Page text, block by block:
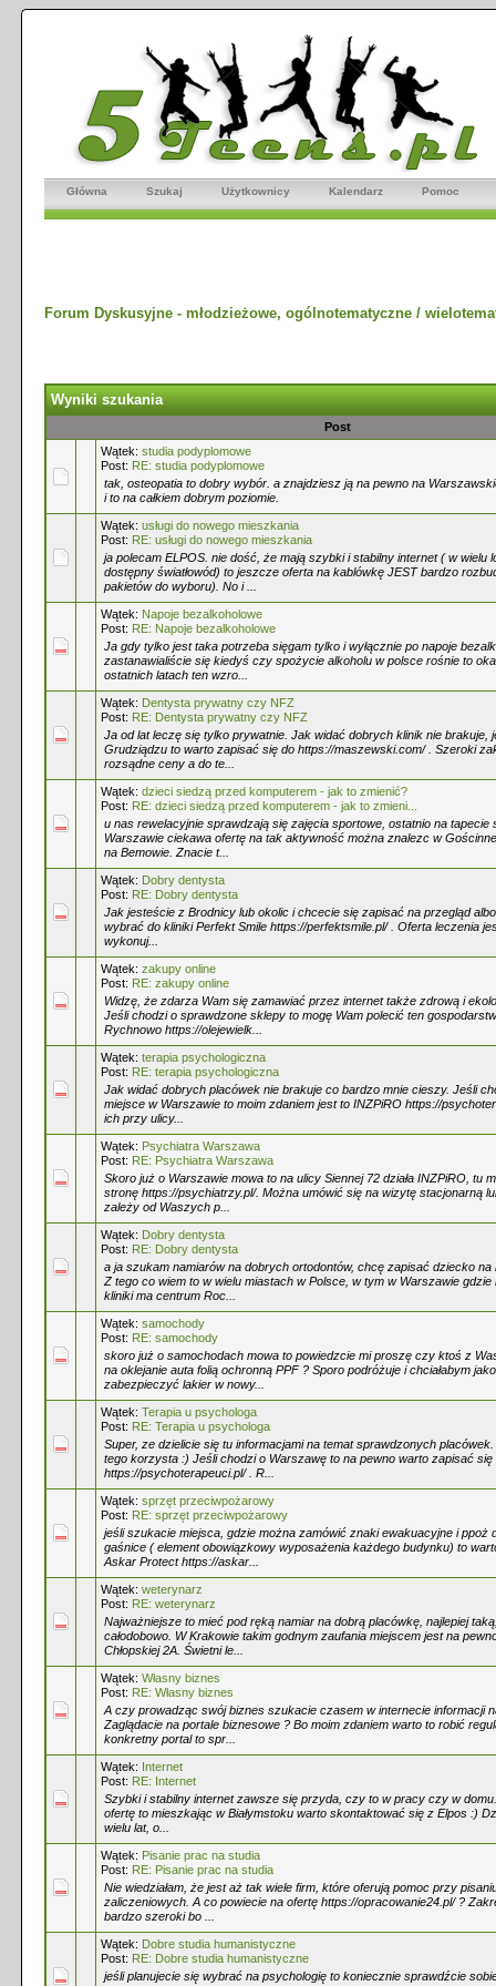
Główna Szukaj Użytkownicy Kalendarz Pomoc
Forum Dyskusyjne - młodzieżowe, ogólnotematyczne /
Wyniki szukania
Post
Wątek: studia podyplomowe
Post: RE: studia podyplomowe
tak, osteopatia to dobry wybór. a znajdziesz ją na pewno na
i to na całkiem dobrym poziomie.
Wątek: usługi do nowego mieszkania
Post: RE: usługi do nowego mieszkania
ja polecam ELPOS. nie dość, że mają szybki i stabilny internet ( w wielu
dostępny światłowód) to jeszcze oferta na kablówkę JEST bardzo
pakietów do wyboru). No i ...
Wątek: Napoje bezalkoholowe
Post: RE: Napoje bezalkoholowe
Ja gdy tylko jest taka potrzeba sięgam tylko i wyłącznie po napoje
zastanawialiście się kiedyś czy spożycie alkoholu w polsce rośnie to
ostatnich latach ten wzro...
Wątek: Dentysta prywatny czy NFZ
Post: RE: Dentysta prywatny czy NFZ
Ja od lat leczę się tylko prywatnie. Jak widać dobrych klinik nie brakuje,
Grudziądzu to warto zapisać się do https://maszewski.com/ . Szeroki
rozsądne ceny a do te...
Wątek: dzieci siedzą przed komputerem - jak to zmienić?
Post: RE: dzieci siedzą przed komputerem - jak to zmieni...
u nas rewelacyjnie sprawdzają się zajęcia sportowe, ostatnio na tapecie
Warszawie ciekawa ofertę na tak aktywność można znalezc w
na Bemowie. Znacie t...
Wątek: Dobry dentysta
Post: RE: Dobry dentysta
Jak jesteście z Brodnicy lub okolic i chcecie się zapisać na przegląd
wybrać do kliniki Perfekt Smile https://perfektsmile.pl/ . Oferta leczenia
wykonuj...
Wątek: zakupy online
Post: RE: zakupy online
Widzę, że zdarza Wam się zamawiać przez internet także zdrową i
Jeśli chodzi o sprawdzone sklepy to mogę Wam polecić ten
Rychnowo https://olejewielk...
Wątek: terapia psychologiczna
Post: RE: terapia psychologiczna
Jak widać dobrych placówek nie brakuje co bardzo mnie cieszy. Jeśli
miejsce w Warszawie to moim zdaniem jest to INZPiRO https://
ich przy ulicy...
Wątek: Psychiatra Warszawa
Post: RE: Psychiatra Warszawa
Skoro już o Warszawie mowa to na ulicy Siennej 72 działa INZPiRO, tu
stronę https://psychiatrzy.pl/. Można umówić się na wizytę stacjonarną
zależy od Waszych p...
Wątek: Dobry dentysta
Post: RE: Dobry dentysta
a ja szukam namiarów na dobrych ortodontów, chcę zapisać dziecko na
Z tego co wiem to w wielu miastach w Polsce, w tym w Warszawie gdzie
kliniki ma centrum Roc...
Wątek: samochody
Post: RE: samochody
skoro już o samochodach mowa to powiedzcie mi proszę czy ktoś z
na oklejanie auta folią ochronną PPF ? Sporo podróżuje i chciałabym
zabezpieczyć lakier w nowy...
Wątek: Terapia u psychologa
Post: RE: Terapia u psychologa
Super, ze dzielicie się tu informacjami na temat sprawdzonych
tego korzysta :) Jeśli chodzi o Warszawę to na pewno warto zapisać się
https://psychoterapeuci.pl/ . R...
Wątek: sprzęt przeciwpożarowy
Post: RE: sprzęt przeciwpożarowy
jeśli szukacie miejsca, gdzie można zamówić znaki ewakuacyjne i ppoż
gaśnice ( element obowiązkowy wyposażenia każdego budynku) to
Askar Protect https://askar...
Wątek: weterynarz
Post: RE: weterynarz
Najważniejsze to mieć pod ręką namiar na dobrą placówkę, najlepiej
całodobowo. W Krakowie takim godnym zaufania miejscem jest na
Chłopskiej 2A. Świetni le...
Wątek: Własny biznes
Post: RE: Własny biznes
A czy prowadząc swój biznes szukacie czasem w internecie informacji
Zaglądacie na portale biznesowe ? Bo moim zdaniem warto to robić
konkretny portal to spr...
Wątek: Internet
Post: RE: Internet
Szybki i stabilny internet zawsze się przyda, czy to w pracy czy w
ofertę to mieszkając w Białymstoku warto skontaktować się z Elpos :)
wielu lat, o...
Wątek: Pisanie prac na studia
Post: RE: Pisanie prac na studia
Nie wiedziałam, że jest aż tak wiele firm, które oferują pomoc przy
zaliczeniowych. A co powiecie na ofertę https://opracowanie24.pl/ ?
bardzo szeroki bo ...
Wątek: Dobre studia humanistyczne
Post: RE: Dobre studia humanistyczne
jeśli planujecie się wybrać na psychologię to koniecznie sprawdźcie